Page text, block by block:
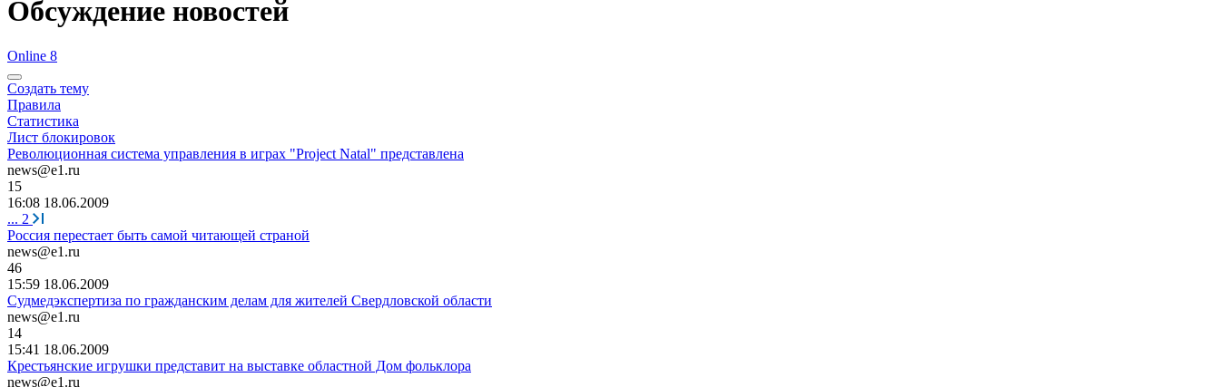
Обсуждение новостей
Online 8
Создать тему
Правила
Статистика
Лист блокировок
Революционная система управления в играх "Project Natal" представлена
news@e1.ru
15
16:08 18.06.2009
... 2
Россия перестает быть самой читающей страной
news@e1.ru
46
15:59 18.06.2009
Судмедэкспертиза по гражданским делам для жителей Свердловской области
news@e1.ru
14
15:41 18.06.2009
Крестьянские игрушки представит на выставке областной Дом фольклора
news@e1.ru